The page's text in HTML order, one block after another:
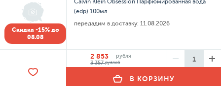
Скидка -15% до
08.08
Calvin Klein Obsession Парфюмированная вода
(edp) 100мл
передадим в доставку: 11.08.2026
2 853
рубля
3 357рублей
В КОРЗИНУ